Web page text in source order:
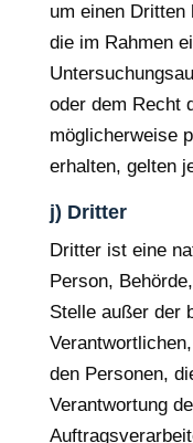
um einen Dritten
die im Rahmen
oder dem Recht
möglicherweise
erhalten, gelten
j) Dritter
Dritter ist eine
Person,
Stelle außer der
den Personen,
Verantwortung